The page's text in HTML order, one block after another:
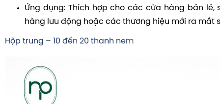
Ứng dụng: Thích hợp cho các cửa hàng bán lẻ,
hàng lưu động hoặc các thương hiệu mới ra mắt
Hộp trung – 10 đến 20 thanh nem